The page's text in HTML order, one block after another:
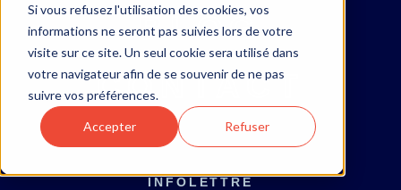
Si vous refusez l'utilisation des cookies, vos
informations ne seront pas suivies lors de votre
visite sur ce site. Un seul cookie sera utilisé dans
votre navigateur afin de se souvenir de ne pas
suivre vos préférences.
Accepter Refuser
BLOG
CONTACT
INFOLETTRE